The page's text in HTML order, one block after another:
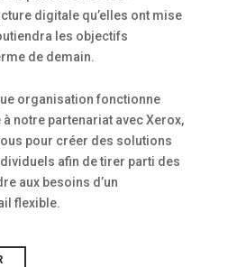
digitale qu’elles ont mise
les objectifs
de demain.
organisation fonctionne
notre partenariat avec Xerox,
pour créer des solutions
afin de tirer parti des
aux besoins d’un
flexible.